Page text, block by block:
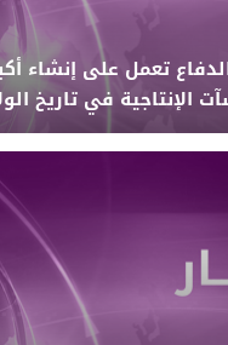
تعمل على إنشاء
الإنتاجية في تاريخ